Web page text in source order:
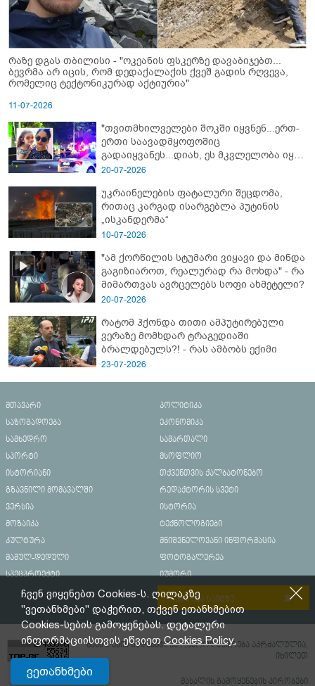
რაზე დგას თბილისი - "ოკეანის ფსკერზე დავაბიჯებთ...
ბევრმა არ იცის, რომ დედაქალაქის ქვეშ გადის რღვევა,
რომელიც ტექტონიკურად აქტიურია"
11-07-2026
"თვითმხილველები შოკში იყვნენ...ერთ-
ერთი საავადმყოფოშიც
გადაიყვანეს...დიახ, ეს მკვლელობა იყო"
- გორში დატრიალებული ტრაგედიის
20-07-2026
უკრაინელების ფატალური შეცდომა,
რითაც კარგად ისარგებლა პუტინის
„ისკანდერმა“
10-07-2026
"ამ ქორწილის სტუმარი ვიყავი და მინდა
გაგიზიაროთ, რეალურად რა მოხდა" - რა
მიმართვას ავრცელებს სოფი ახმეტელი?
20-07-2026
რატომ ჰქონდა თითი ამპუტირებული
ვერაზე მომხდარ ტრაგედიაში
ბრალდებულს?! - რას ამბობს ექიმი
23-07-2026
მთავარი
პოლიტიკა
საზოგადოება
ეკონომიკა
სამხედრო
სამართალი
სპორტი
მსოფლიო
ისტორიანი
თქვენთვის ქალბატონებო
გზავნილი მომავალში
რედაქტორის სვეტი
ვერსია
ისტორია
მოზაიკა
ტექნოლოგიები
კულტურა
მნიშვნელოვანი ინფორმაცია
მამულ-დედული
ფოტოგალერეა
სპეცპროექტი
იუმორი
რეკლამა საიტზე
მასალების გადაბეჭდვა/რეპროდუცირება აკრძალულია,
იხილეთ
მასალის გამოყენების პირობები
ჩვენ ვიყენებთ Cookies-ს. ღილაკზე
"ვეთანხმები" დაჭერით, თქვენ ეთანხმებით
Cookies-სების გამოყენებას. დეტალური
ინფორმაციისთვის ეწვიეთCookies Policy.
ვეთანხმები